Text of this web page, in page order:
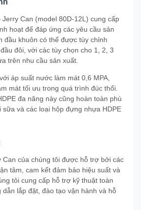
Jerry Can (model 80D-12L) cung cấp
hoạt để đáp ứng các yêu cầu sản
đầu khuôn có thể được tùy chỉnh
đôi, với các tùy chọn cho 1, 2, 3
trên nhu cầu sản xuất.
áp suất nước làm mát 0,6 MPA,
mát tối ưu trong quá trình đúc thổi.
đa năng này cũng hoàn toàn phù
sữa và các loại hộp đựng nhựa HDPE
Can của chúng tôi được hỗ trợ bởi các
tâm, cam kết đảm bảo hiệu suất và
tôi cung cấp hỗ trợ kỹ thuật toàn
lắp đặt, đào tạo vận hành và hỗ